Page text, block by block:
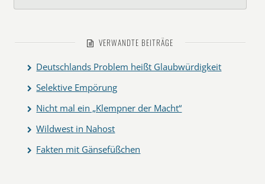
VERWANDTE BEITRÄGE
Deutschlands Problem heißt Glaubwürdigkeit
Selektive Empörung
Nicht mal ein „Klempner der Macht“
Wildwest in Nahost
Fakten mit Gänsefüßchen